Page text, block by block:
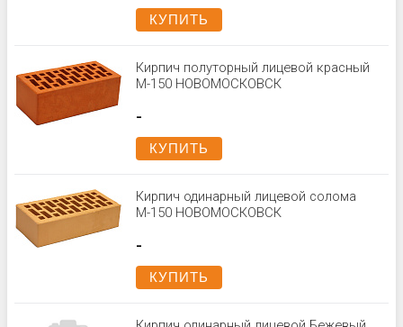
КУПИТЬ
Кирпич полуторный лицевой красный
М-150 НОВОМОСКОВСК
-
КУПИТЬ
Кирпич одинарный лицевой солома
М-150 НОВОМОСКОВСК
-
КУПИТЬ